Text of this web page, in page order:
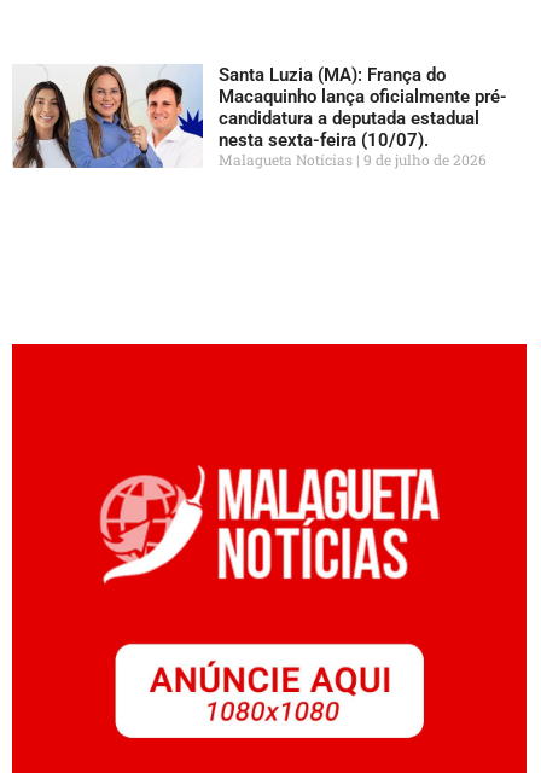
Santa Luzia (MA): França do
Macaquinho lança oficialmente pré-
candidatura a deputada estadual
nesta sexta-feira (10/07).
Malagueta Notícias 9 de julho de 2026